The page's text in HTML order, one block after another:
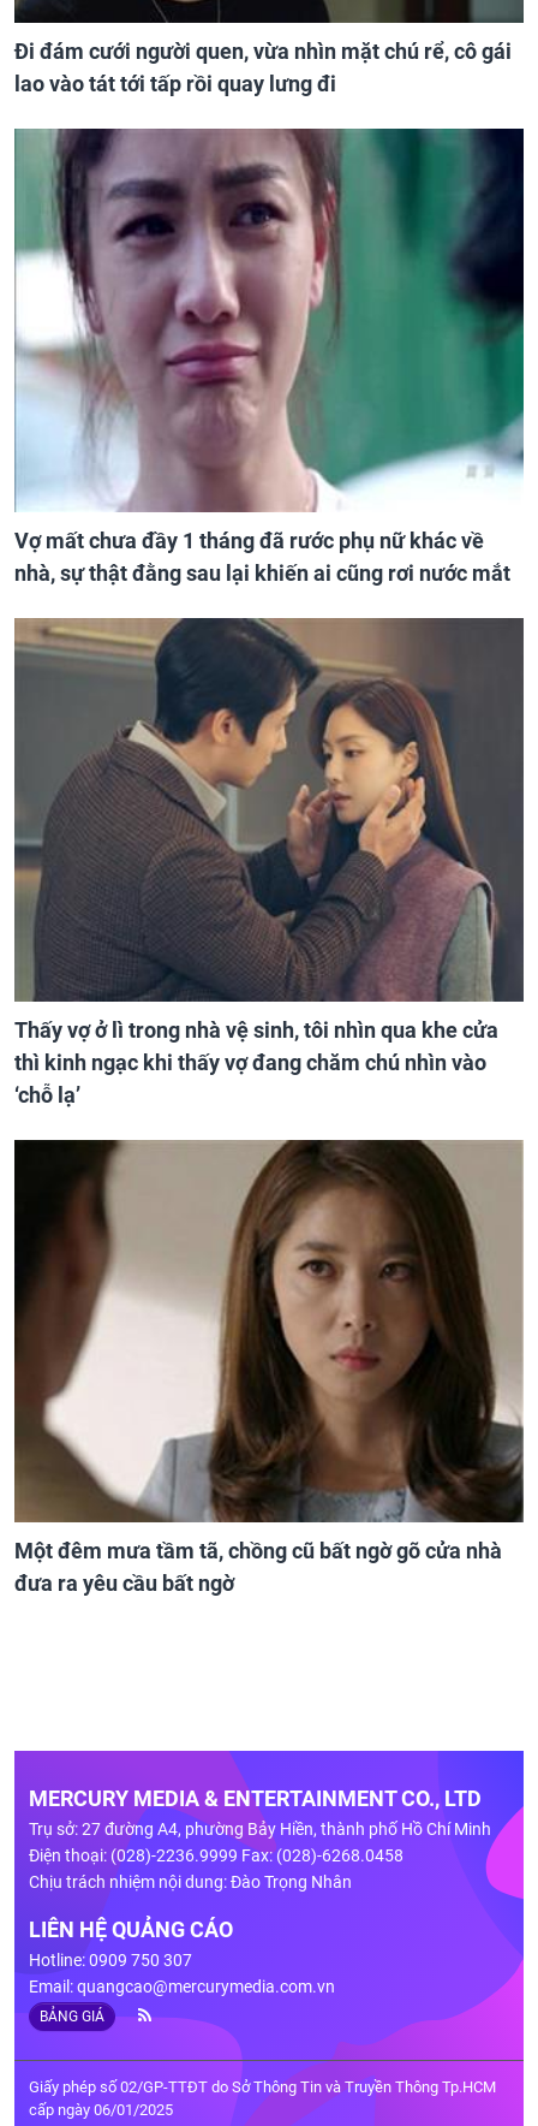
Đi đám cưới người quen, vừa nhìn mặt chú rể, cô gái
lao vào tát tới tấp rồi quay lưng đi
Vợ mất chưa đầy 1 tháng đã rước phụ nữ khác về
nhà, sự thật đằng sau lại khiến ai cũng rơi nước mắt
Thấy vợ ở lì trong nhà vệ sinh, tôi nhìn qua khe cửa
thì kinh ngạc khi thấy vợ đang chăm chú nhìn vào
‘chỗ lạ’
Một đêm mưa tầm tã, chồng cũ bất ngờ gõ cửa nhà
đưa ra yêu cầu bất ngờ
MERCURY MEDIA & ENTERTAINMENT CO., LTD
Trụ sở: 27 đường A4, phường Bảy Hiền, thành phố Hồ Chí Minh
Điện thoại: (028)-2236.9999 Fax: (028)-6268.0458
Chịu trách nhiệm nội dung: Đào Trọng Nhân
LIÊN HỆ QUẢNG CÁO
Hotline: 0909 750 307
Email:quangcao@mercurymedia.com.vn
BẢNG GIÁ
Giấy phép số 02/GP-TTĐT do Sở Thông Tin và Truyền Thông Tp.HCM
cấp ngày 06/01/2025